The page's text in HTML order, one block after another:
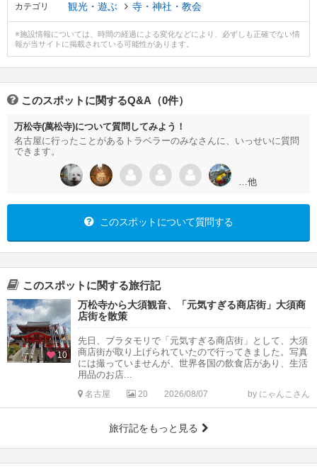
カテゴリ 観光・遊ぶ 寺・神社・教会
※施設情報については、時間の経過による変化などにより、必ずしも正確でない情
報が当サイトに掲載されている可能性があります。
このスポットに関するQ&A（0件）
万松寺(萬松寺)について質問してみよう！
名古屋に行ったことがあるトラベラーのみなさんに、いっせいに質問
できます。
…他
このスポットについて質問する
このスポットに関する旅行記
10
万松寺から大須観音、「元気すぎる商店街」大須商
店街を散策
先日、ブラタモリで「元気すぎる商店街」として、大須
商店街が取り上げられていたので行ってきました。写真
には撮っていませんが、世界各国の飲食店があり、生活
用品のお店...
名古屋 20 2026/08/07 by にゃんこさん
旅行記をもっと見る